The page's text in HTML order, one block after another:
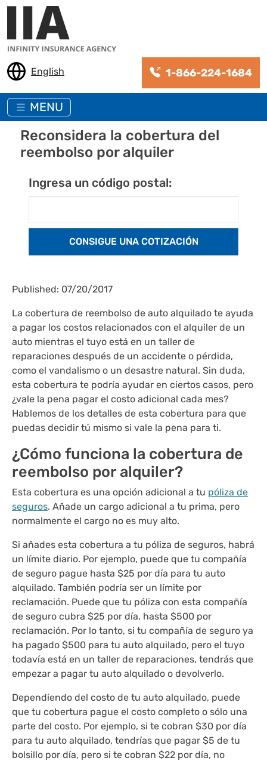
Pasar al contenido principal
English 1-866-224-1684
MENU
Reconsidera la cobertura del
reembolso por alquiler
Ingresa un código postal:
Published: 07/20/2017
La cobertura de reembolso de auto alquilado te ayuda
a pagar los costos relacionados con el alquiler de un
auto mientras el tuyo está en un taller de
reparaciones después de un accidente o pérdida,
como el vandalismo o un desastre natural. Sin duda,
esta cobertura te podría ayudar en ciertos casos, pero
¿vale la pena pagar el costo adicional cada mes?
Hablemos de los detalles de esta cobertura para que
puedas decidir tú mismo si vale la pena para ti.
¿Cómo funciona la cobertura de
reembolso por alquiler?
Esta cobertura es una opción adicional a tu póliza de
seguros. Añade un cargo adicional a tu prima, pero
normalmente el cargo no es muy alto.
Si añades esta cobertura a tu póliza de seguros, habrá
un límite diario. Por ejemplo, puede que tu compañía
de seguro pague hasta $25 por día para tu auto
alquilado. También podría ser un límite por
reclamación. Puede que tu póliza con esta compañía
de seguro cubra $25 por día, hasta $500 por
reclamación. Por lo tanto, si tu compañía de seguro ya
ha pagado $500 para tu auto alquilado, pero el tuyo
todavía está en un taller de reparaciones, tendrás que
empezar a pagar tu auto alquilado o devolverlo.
Dependiendo del costo de tu auto alquilado, puede
que tu cobertura pague el costo completo o sólo una
parte del costo. Por ejemplo, si te cobran $30 por día
para tu auto alquilado, tendrías que pagar $5 de tu
bolsillo por día, pero si te cobran $22 por día, no